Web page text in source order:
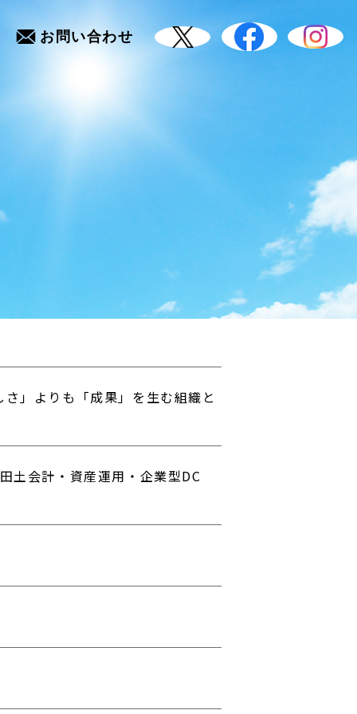
お問い合わせ
」よりも「成果」を生む組織と
土会計・資産運用・企業型DC